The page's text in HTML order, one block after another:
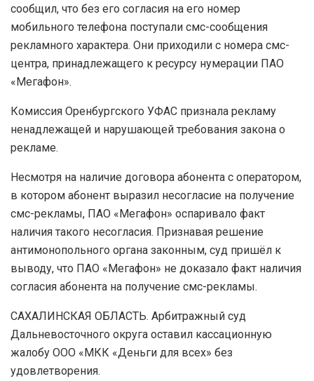
сообщил, что без его согласия на его номер
мобильного телефона поступали смс-сообщения
рекламного характера. Они приходили с номера смс-
центра, принадлежащего к ресурсу нумерации ПАО
«Мегафон».
Комиссия Оренбургского УФАС признала рекламу
ненадлежащей и нарушающей требования закона о
рекламе.
Несмотря на наличие договора абонента с оператором,
в котором абонент выразил несогласие на получение
смс-рекламы, ПАО «Мегафон» оспаривало факт
наличия такого несогласия. Признавая решение
антимонопольного органа законным, суд пришёл к
выводу, что ПАО «Мегафон» не доказало факт наличия
согласия абонента на получение смс-рекламы.
САХАЛИНСКАЯ ОБЛАСТЬ. Арбитражный суд
Дальневосточного округа оставил кассационную
жалобу ООО «МКК «Деньги для всех» без
удовлетворения.